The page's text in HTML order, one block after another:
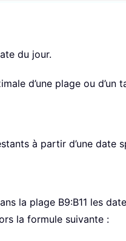
du jour.
d’une plage ou d’un
à partir d’une
la plage B9:B11 les
la formule suivante :